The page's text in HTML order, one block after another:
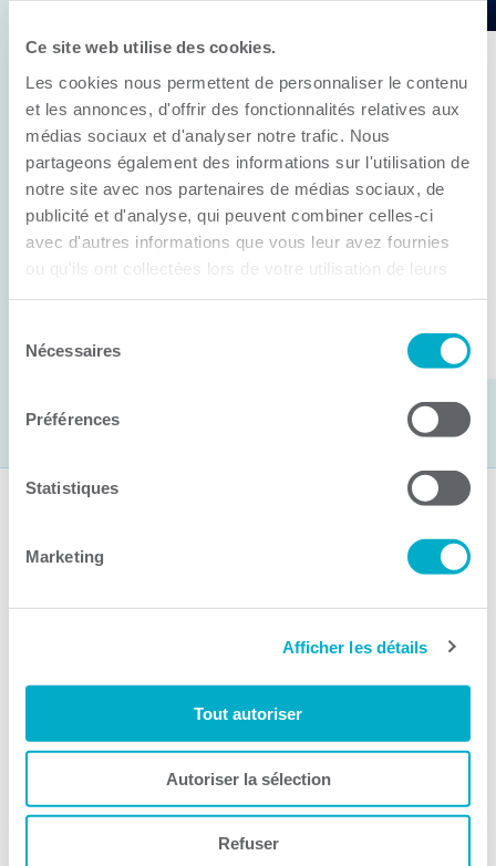
Ce site web utilise des cookies.
Les cookies nous permettent de personnaliser le contenu
et les annonces, d'offrir des fonctionnalités relatives aux
médias sociaux et d'analyser notre trafic. Nous
partageons également des informations sur l'utilisation de
notre site avec nos partenaires de médias sociaux, de
publicité et d'analyse, qui peuvent combiner celles-ci
avec d'autres informations que vous leur avez fournies
ou qu'ils ont collectées lors de votre utilisation de leurs
Nécessaires
Préférences
Statistiques
Marketing
Afficher les détails
Tout autoriser
Autoriser la sélection
Refuser
Anick Métivier devient le nouveau
président de la CCI3R
C’est lors de son assemblée générale annuelle
tenue hier que la Chambre de commerce et
d’industries de ...
Toutes les activités
Gusto